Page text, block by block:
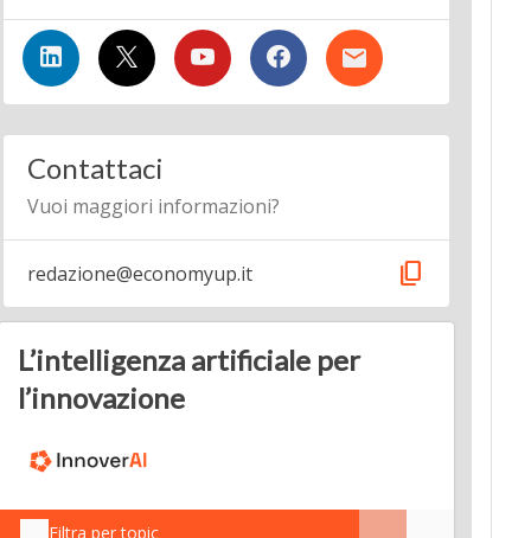
Contattaci
Vuoi maggiori informazioni?
redazione@economyup.it content_copy
L’intelligenza artificiale per
l’innovazione
Filtra per topic